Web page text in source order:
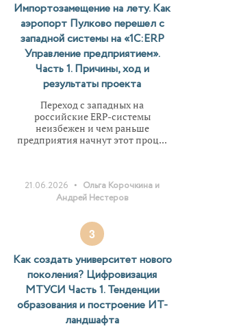
Импортозамещение на лету. Как
аэропорт Пулково перешел с
западной системы на «1С:ERP
Управление предприятием».
Часть 1. Причины, ход и
результаты проекта
Переход с западных на
российские ERP-системы
неизбежен и чем раньше
предприятия начнут этот проц...
21.06.2026 • Ольга Корочкина и
Андрей Нестеров
3
Как создать университет нового
поколения? Цифровизация
МТУСИ Часть 1. Тенденции
образования и построение ИТ-
ландшафта